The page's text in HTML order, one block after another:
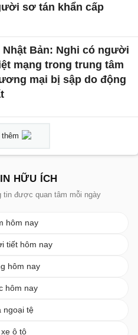
sơ tán khẩn cấp
Nhật Bản: Nghi có người
mạng trong trung tâm
mại bị sập do động
HỮU ÍCH
tin được quan tâm mỗi ngày
hôm nay
tiết hôm nay
hôm nay
hôm nay
ngoại tệ
ô tô